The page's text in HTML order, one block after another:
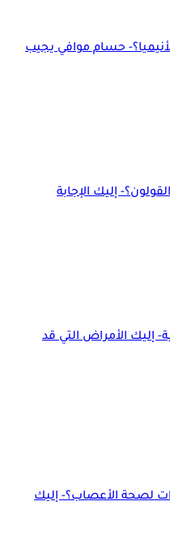
حسام موافي يجيب
إليك الإجابة
إليك الأمراض التي قد
لصحة الأعصاب؟- إليك